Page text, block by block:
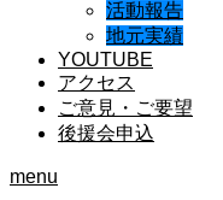
活動報告
地元実績
YOUTUBE
アクセス
ご意見・ご要望
後援会申込
menu